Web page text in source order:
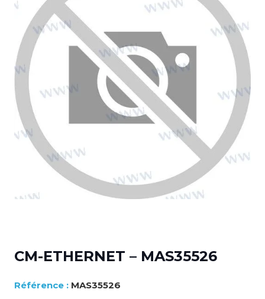
CM-ETHERNET – MAS35526
MAS35526